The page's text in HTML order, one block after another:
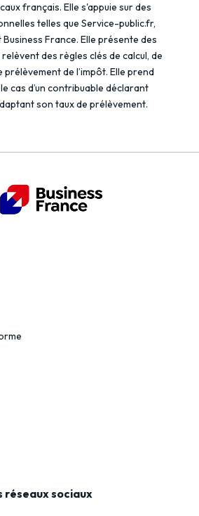
français. Elle s'appuie sur des
telles que Service-public.fr,
France. Elle présente des
des règles clés de calcul, de
de l’impôt. Elle prend
cas d’un contribuable déclarant
son taux de prélèvement.
réseaux sociaux